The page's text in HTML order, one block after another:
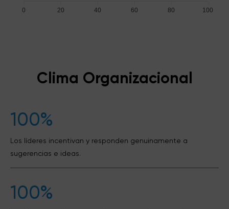
100
80
60
40
20
0
Clima Organizacional
100%
Los líderes incentivan y responden genuinamente a
sugerencias e ideas.
100%